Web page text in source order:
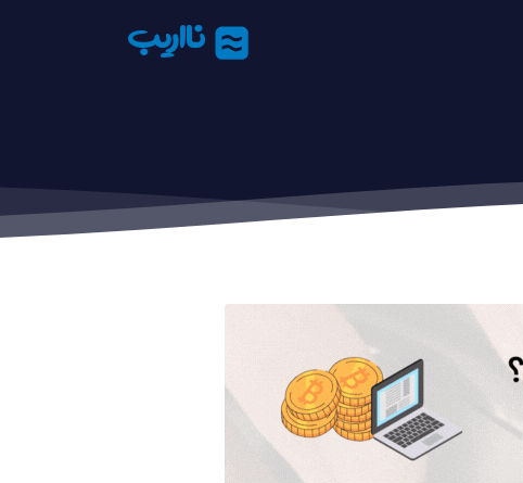
نااریب